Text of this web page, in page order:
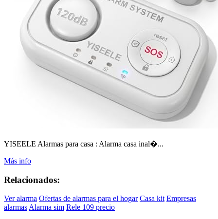
YISEELE Alarmas para casa : Alarma casa inal�...
Más info
Relacionados:
Ver alarma Ofertas de alarmas para el hogar Casa kit Empresas
alarmas Alarma sim Rele 109 precio